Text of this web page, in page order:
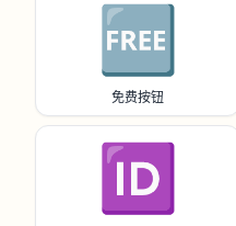
🆓
免费按钮
🆔